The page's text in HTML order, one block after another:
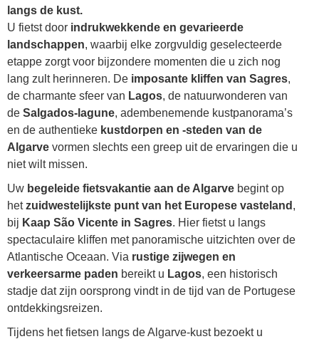
langs de kust.
U fietst door indrukwekkende en gevarieerde
landschappen, waarbij elke zorgvuldig geselecteerde
etappe zorgt voor bijzondere momenten die u zich nog
lang zult herinneren. De imposante kliffen van Sagres,
de charmante sfeer van Lagos, de natuurwonderen van
de Salgados-lagune, adembenemende kustpanorama’s
en de authentieke kustdorpen en -steden van de
Algarve vormen slechts een greep uit de ervaringen die u
niet wilt missen.
Uw begeleide fietsvakantie aan de Algarve begint op
hetzuidwestelijkste punt van het Europese vasteland ,
bij Kaap São Vicente in Sagres. Hier fietst u langs
spectaculaire kliffen met panoramische uitzichten over de
Atlantische Oceaan. Via rustige zijwegen en
verkeersarme paden bereikt u Lagos, een historisch
stadje dat zijn oorsprong vindt in de tijd van de Portugese
ontdekkingsreizen.
Tijdens het fietsen langs de Algarve-kust bezoekt u